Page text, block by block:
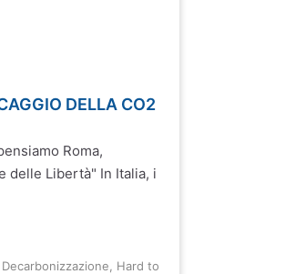
DELLA CO2
Roma,
delle Libertà" In Italia, i
Decarbonizzazione
Hard to